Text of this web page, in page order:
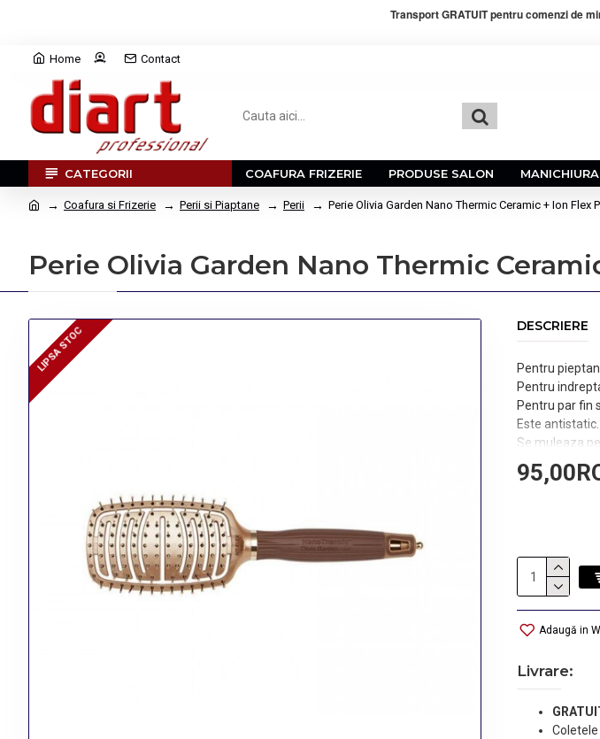
Transport GRATUIT pentru comenzi de
Home Contact
CATEGORII COAFURA FRIZERIE PRODUSE SALON
Coafura si Frizerie Perii si Piaptane Perii Perie Olivia Garden Nano Thermic Ceramic + Ion Flex
Perie Olivia Garden Nano Thermic
LIPSA STOC
LIPSA STOC DESCRIERE
Pentru
Pentru
Pentru par fin
Este antistatic.
Se muleaza
Oferea un
Adaugă in
Livrare: